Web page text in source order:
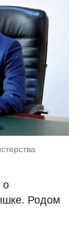
о
Родом